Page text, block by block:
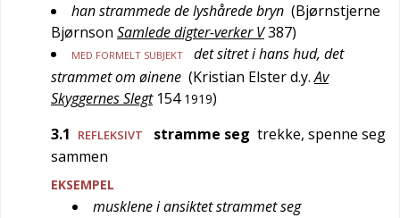
han strammede de lyshårede bryn (Bjørnstjerne
Bjørnson Samlede digter-verker V387)
MED FORMELT SUBJEKT
det sitret i hans hud, det
strammet om øinene (Kristian Elster d.y. Av
Skyggernes Slegt 154 1919)
3.1
REFLEKSIVT stramme seg trekke, spenne seg
sammen
EKSEMPEL
musklene i ansiktet strammet seg